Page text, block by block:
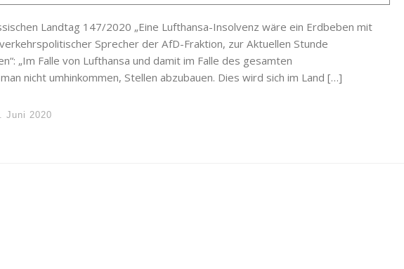
Landtag 147/2020 „Eine Lufthansa-Insolvenz wäre ein Erdbeben mit
Sprecher der AfD-Fraktion, zur Aktuellen Stunde
„Im Falle von Lufthansa und damit im Falle des gesamten
nicht umhinkommen, Stellen abzubauen. Dies wird sich im Land […]
Juni 2020